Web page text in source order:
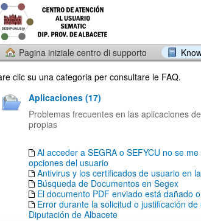
Pagina iniziale centro di supporto
clic su una categoria per consultare le FAQ.
Aplicaciones (17)
Problemas frecuentes en las aplicaciones
propias
Al acceder a SEGRA o SEFYCU no se
opciones del usuario
Antivirus y los certificados de usuario en
Búsqueda de Documentos en Segex
El documento PDF enviado está dañado
Error durante la solicitud o justificación
Diputación de Albacete